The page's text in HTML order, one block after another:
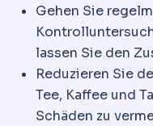
Gehen Sie
lassen Sie den
Reduzieren Sie
Tee, Kaffee und
Schäden zu